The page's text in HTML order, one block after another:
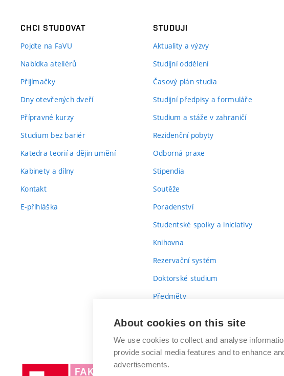
CHCI STUDOVAT
Pojďte na FaVU
Nabídka ateliérů
Přijímačky
Dny otevřených dveří
Přípravné kurzy
Studium bez bariér
Katedra teorií a dějin umění
Kabinety a dílny
Kontakt
E-přihláška
STUDUJI
Aktuality a výzvy
Studijní oddělení
Časový plán studia
Studijní předpisy a formuláře
Studium a stáže v zahraničí
Rezidenční pobyty
Odborná praxe
Stipendia
Soutěže
Poradenství
Studentské spolky a iniciativy
Knihovna
Rezervační systém
Doktorské studium
Předměty
Vysoké
About cookies on this site
We use cookies to collect and analyse
provide social media features and to enhance
advertisements.